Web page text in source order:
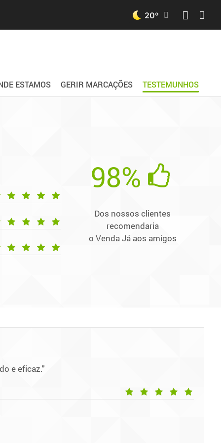
20º
ESTAMOS GERIR MARCAÇÕES TESTEMUNHOS
98%
Dos nossos clientes
recomendaria
o Venda Já aos amigos
e eficaz."